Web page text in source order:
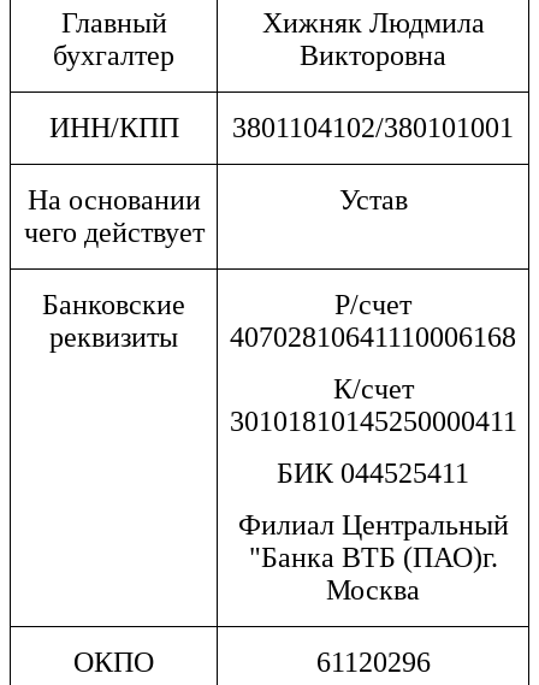
Главный
бухгалтер
Хижняк Людмила
Викторовна
ИНН/КПП 3801104102/380101001
На основании
чего действует
Устав
Банковские
реквизиты
Р/счет
40702810641110006168
К/счет
30101810145250000411
БИК 044525411
Филиал Центральный
"Банка ВТБ (ПАО)г.
Москва
ОКПО 61120296